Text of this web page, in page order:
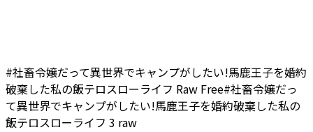
#社畜令嬢だって異世界でキャンプがしたい!馬鹿王子を婚約
破棄した私の飯テロスローライフ Raw Free#社畜令嬢だっ
て異世界でキャンプがしたい!馬鹿王子を婚約破棄した私の
飯テロスローライフ 3 raw